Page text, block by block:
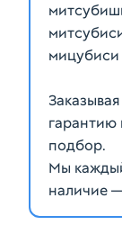
мицубиси
гарантию
подбор.
Мы
наличие